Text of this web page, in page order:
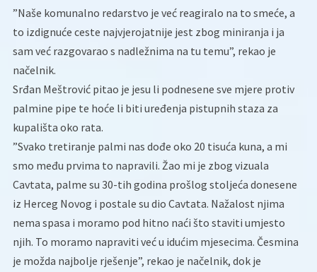
”Naše komunalno redarstvo je već reagiralo na to smeće, a
to izdignuće ceste najvjerojatnije jest zbog miniranja i ja
sam već razgovarao s nadležnima na tu temu”, rekao je
načelnik.
Srđan Meštrović pitao je jesu li podnesene sve mjere protiv
palmine pipe te hoće li biti uređenja pistupnih staza za
kupališta oko rata.
”Svako tretiranje palmi nas dođe oko 20 tisuća kuna, a mi
smo među prvima to napravili. Žao mi je zbog vizuala
Cavtata, palme su 30-tih godina prošlog stoljeća donesene
iz Herceg Novog i postale su dio Cavtata. Nažalost njima
nema spasa i moramo pod hitno naći što staviti umjesto
njih. To moramo napraviti već u idućim mjesecima. Česmina
je možda najbolje rješenje”, rekao je načelnik, dok je